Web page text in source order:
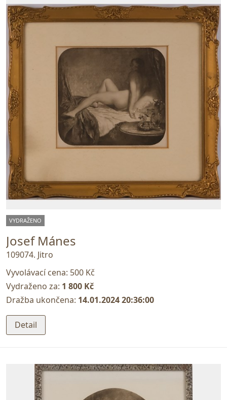
VYDRAŽENO
Josef Mánes
109074. Jitro
Vyvolávací cena: 500 Kč
Vydraženo za: 1 800 Kč
Dražba ukončena: 14.01.2024 20:36:00
Detail